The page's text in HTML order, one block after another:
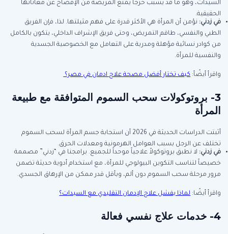
السيدات، وهو ما قد يسبب حرجاً يمنع المريضة من الإفصاح عن معاناتها
الحقيقية.
في زدني: نؤمن أن المرأة هي الأكثر قدرة على فهم مثيلتها. لذا، فإن الفريق
الطبي والنفسي، طاقم التمريض، وحتى فريق الإشراف الداخلي، يتكون بالكامل
من كوادر نسائية مؤهلة ومدربة على التعامل مع الخصوصية الجسدية
والنفسية للمرأة.
واقرأ أيضًأ:كيف تختار أفضل مصحة علاج ادمان في مصر؟
3- بروتوكولات سحب السموم المتوافقة مع طبيعة
المرأة
أثبتت الدراسات الحديثة في 2026 أن استجابة جسم المرأة لسحب السموم
تختلف عن الرجل بسبب العوامل الهرمونية ومعدلات الحرق.
في زدني: لا نطبق بروتوكولاً علاجياً موحداً للجميع. برامجنا في “زدني” مصممة
خصيصاً لتناسب التكوين البيولوجي للمرأة، مع استخدام أدوية حديثة تضمن
مرور مرحلة سحب السموم دون ألم، وبأقل قدر ممكن من الإرهاق الجسدي.
واقرأ أيضًا:لماذا يفشل علاج الإدمان التقليدي مع السيدات؟
4- خدمات علاج نفسي فعالة